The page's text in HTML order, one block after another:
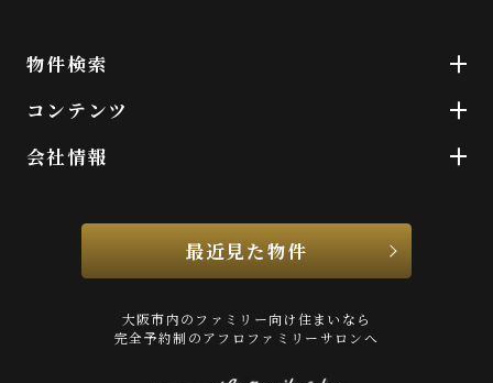
物件検索
コンテンツ
会社情報
最近見た物件
大阪市内のファミリー向け住まいなら
完全予約制のアフロファミリーサロンへ